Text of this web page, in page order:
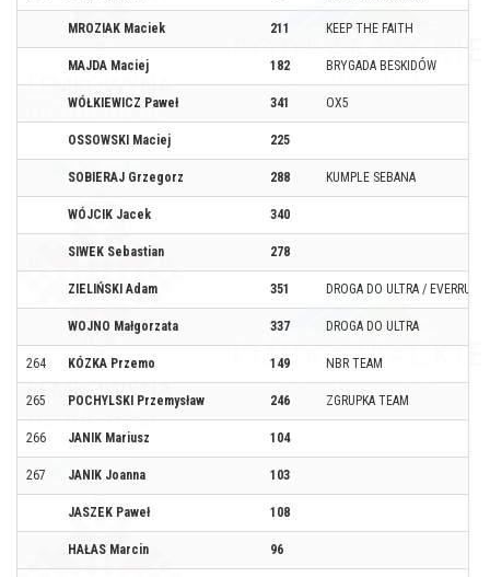
MROZIAK Maciek 211 KEEP THE FAITH
MAJDA Maciej 182 BRYGADA BESKIDÓW
WÓŁKIEWICZ Paweł 341 OX5
OSSOWSKI Maciej 225
SOBIERAJ Grzegorz 288 KUMPLE SEBANA
WÓJCIK Jacek 340
SIWEK Sebastian 278
ZIELIŃSKI Adam 351 DROGA DO ULTRA / EVERRUN
WOJNO Małgorzata 337 DROGA DO ULTRA
264 KÓZKA Przemo 149 NBR TEAM
265 POCHYLSKI Przemysław 246 ZGRUPKA TEAM
266 JANIK Mariusz 104
267 JANIK Joanna 103
JASZEK Paweł 108
HAŁAS Marcin 96